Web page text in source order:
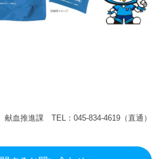
血推進課 TEL：045-834-4619（直通）